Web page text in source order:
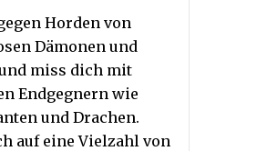
Horden von
Dämonen und
miss dich mit
Endgegnern wie
und Drachen.
auf eine Vielzahl von